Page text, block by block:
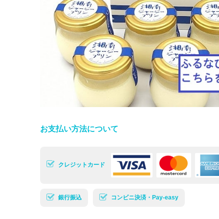
お支払い方法について
クレジットカード
銀行振込 コンビニ決済・Pay-easy